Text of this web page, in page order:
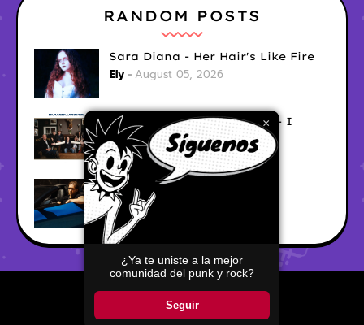
×
¿Ya te uniste a la mejor
comunidad del punk y rock?
Seguir
RANDOM POSTS
Sara Diana - Her Hair's Like Fire
Ely August 05, 2026
Good Vibes Rollercoaster - I
Don't Care
Ely August 05, 2026
Hyperwulf - FaceTime
Ely August 04, 2026